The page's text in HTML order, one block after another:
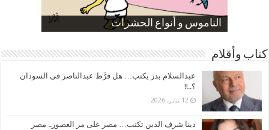
الناموس و أنواع الحشرات
الموظفين بعد ارتفاع الأسعار
ارتفاع نسبة الطلاق في مصر
صورة كاركاتيرية
صورة كاركاتيرية
كتاب وأقلام
عبدالسلام بدر يكتب… هل فرَّط عبدالناصر في السودان
؟..!!
12 يناير، 2026
دينا شرف الدين تكتب… مصر على مر العصور.. مصر